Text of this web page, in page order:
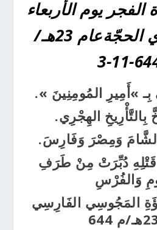
يوم الأربعاء
الحجّةعام 23هـ/
»أَمِيرِ المُومِنِينَ ».
الهِجْرِي.
وَمِصْرَ وَفَارِسَ.
قَتْلِهِ دُبِّرَتْ مِنْ طَرَفِ
وَالفُرْسِ
المَجُوسِي الفَارِسِي